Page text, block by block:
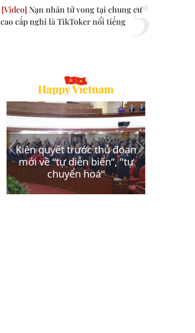
Nạn nhân tử vong tại chung cư
cao cấp nghi là TikToker nổi tiếng